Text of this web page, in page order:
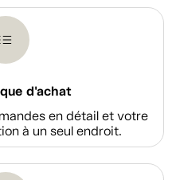
d'achat
en détail et votre
à un seul endroit.